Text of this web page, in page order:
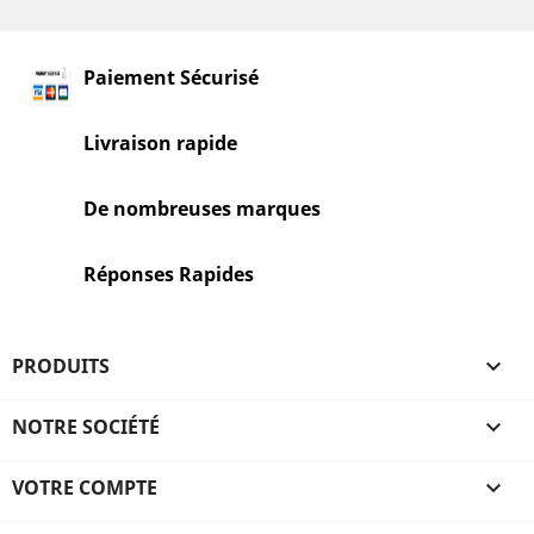
Paiement Sécurisé
Livraison rapide
De nombreuses marques
Réponses Rapides
PRODUITS 
NOTRE SOCIÉTÉ 
VOTRE COMPTE 